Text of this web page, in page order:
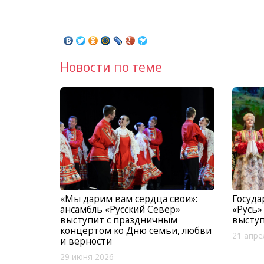
Новости по теме
«Мы дарим вам сердца свои»:
ансамбль «Русский Север»
выступит с праздничным
концертом ко Дню семьи, любви
и верности
29 июня 2026
21